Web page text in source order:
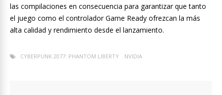
las compilaciones en consecuencia para garantizar que tanto
el juego como el controlador Game Ready ofrezcan la más
alta calidad y rendimiento desde el lanzamiento.
CYBERPUNK 2077: PHANTOM LIBERTY NVIDIA